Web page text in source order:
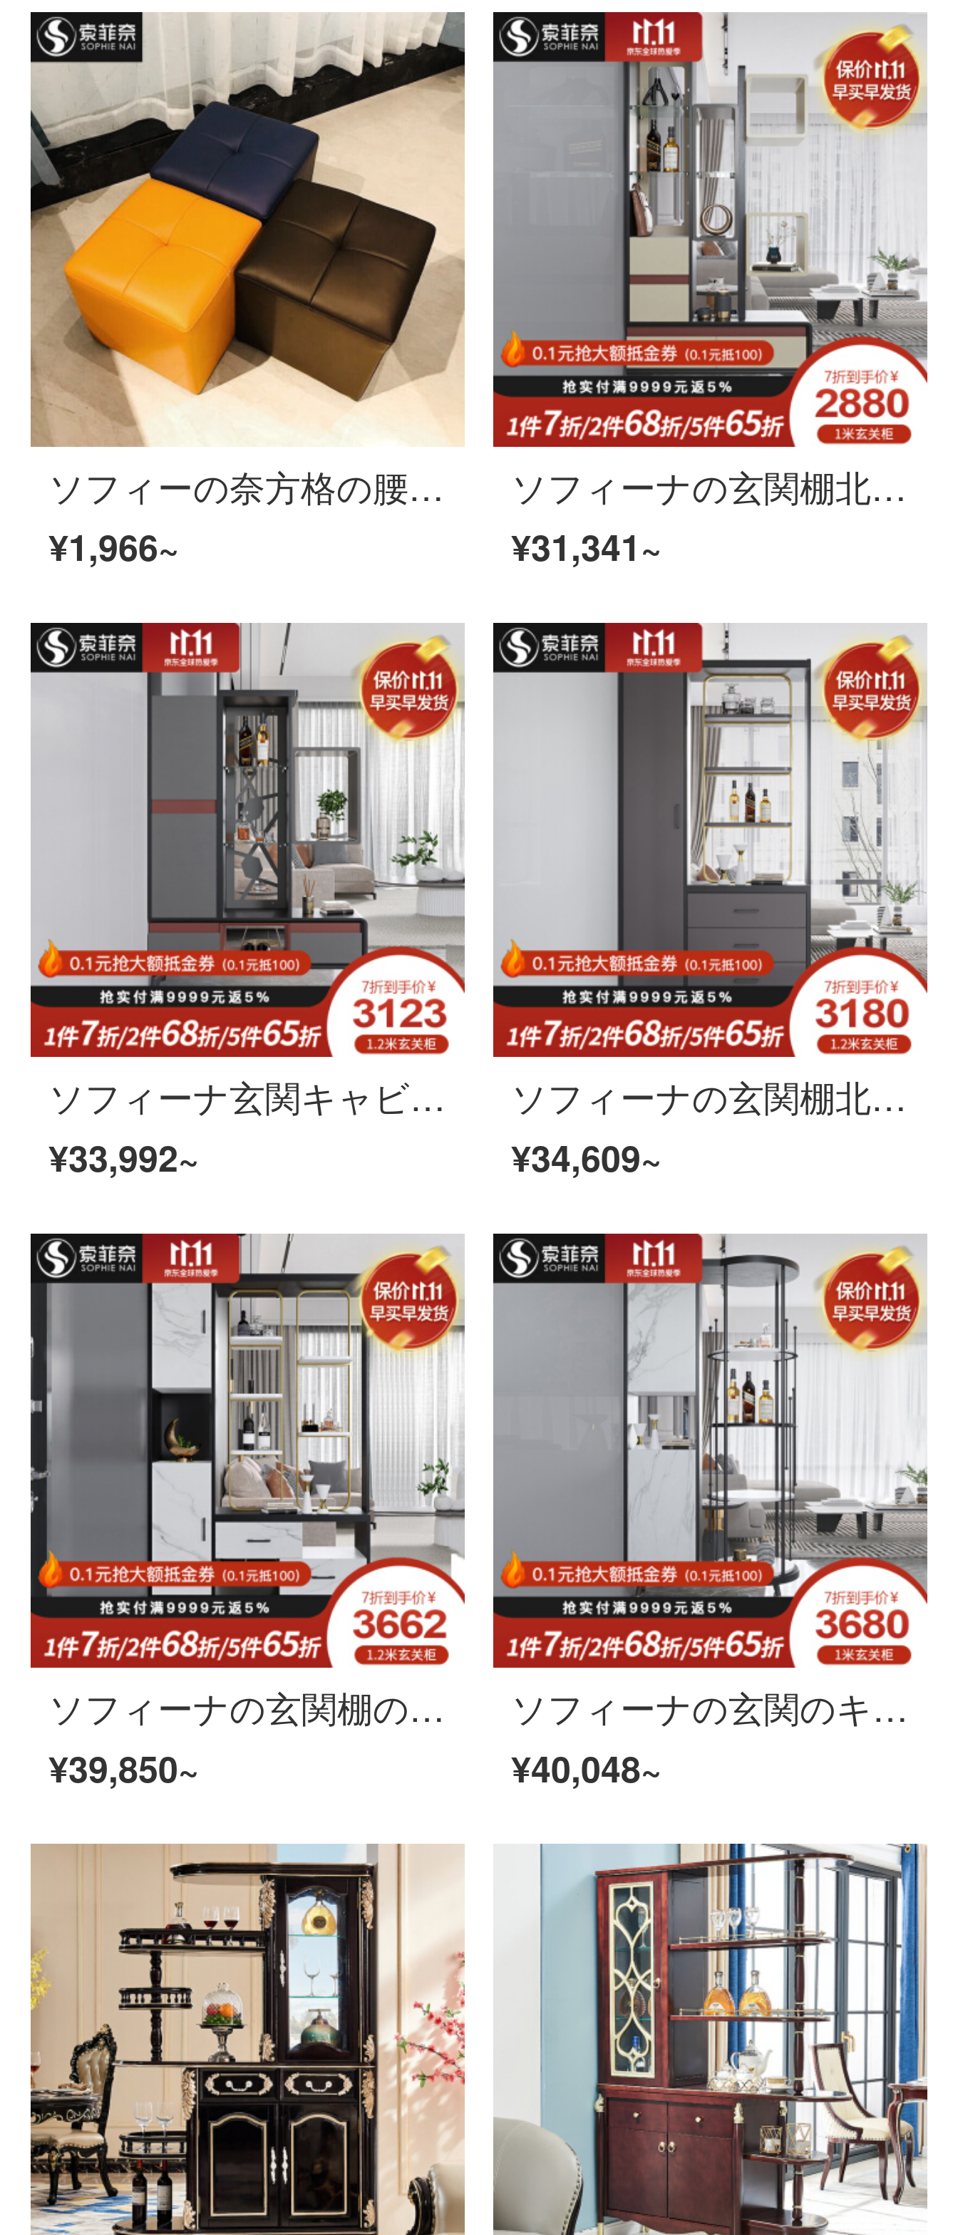
ソフィーの奈方格の腰掛けのファッション的な皮の腰掛けのソファーの腰掛けは靴の腰掛けを交換して、店は靴の腰掛けの低い腰掛けの低い腰掛けの小さい腰掛けの実の木の低い四角の腰掛けの黄色を着ます。
¥1,966~
ソフィーナの玄関棚北欧の軽奢間ホールの戸棚に入ると、玄関の棚の棚の屏風クリエイティブキャビネットの1メートルが仕切ります。
¥31,341~
ソフィーナ玄関キャビネットイタリアの木造キャビネットの間のキャビネットの玄関のキャビネットの仕切り棚北欧の極簡単な装飾棚の置物棚のリビングルームの家具の1.2メートルの玄関のキャビネット
¥33,992~
ソフィーナの玄関棚北欧ネットの赤いキャビネットの軽贅沢な装飾キャビネットの木の玄関の戸棚の入り口のついたての棚の仕切りの戸棚の客間の家具の1.2メートルの玄関の仕切りの戸棚
¥34,609~
ソフィーナの玄関棚の意味式の軽豪華客間のキャビネットの玄関の仕切り棚北欧の極簡単な玄関ホールの屏風の戸棚の間のホールの装飾の戸棚の玄関のキャビネットの戸棚の玄関のキャビネット
¥39,850~
ソフィーナの玄関のキャビネットの意味式の軽贅沢な居酒屋の客間のホールの戸棚の輸入の岩板の玄関の戸棚の丸太の両面の居酒屋の仕切りの戸棚の1メートルの玄関のキャビネット
¥40,048~